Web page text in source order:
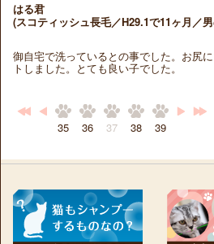
はる君
(スコティッシュ長毛／H29.1で11ヶ月／
御自宅で洗っているとの事でした。お尻
トしました。とても良い子でした。
35 36 37 38 39